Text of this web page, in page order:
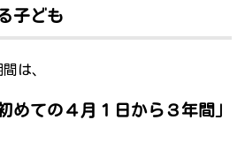
子ども
は、
めての４月１日から３年間」